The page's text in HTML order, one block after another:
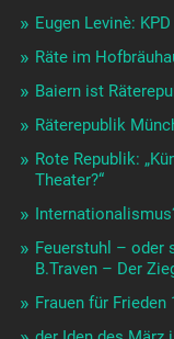
Eugen Levinè:
Räte im
Baiern ist
Räterepublik
Rote Republik:
Theater?“
Feuerstuhl – oder
B.Traven – Der
Frauen für Frieden